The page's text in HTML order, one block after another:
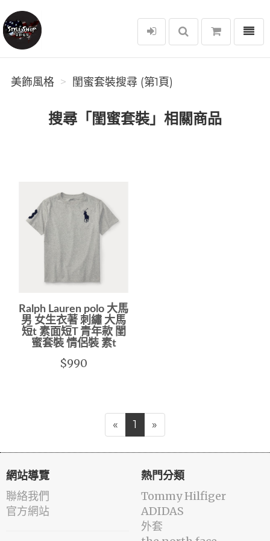
美飾風格
選單
美飾風格 閨蜜套裝搜尋 (第1頁)
搜尋「閨蜜套裝」相關商品
Ralph Lauren polo 大馬
男 女生衣著 刺繡 大馬
短t 素面短T 青年款 閨
蜜套裝 情侶裝 素t
$990
« 1 »
網站導覽
聯絡我們
官方網站
熱門分類
Tommy Hilfiger
ADIDAS
外套